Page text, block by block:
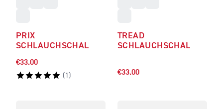
PRIX
SCHLAUCHSCHAL
€33.00
( 1 )
TREAD
SCHLAUCHSCHAL
€33.00